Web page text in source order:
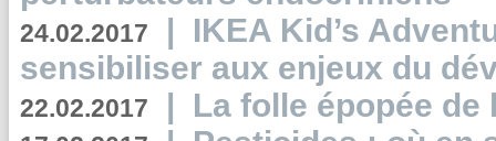
24.02.2017 | IKEA Kid’s
sensibiliser aux enjeux du
22.02.2017 | La folle épopée de